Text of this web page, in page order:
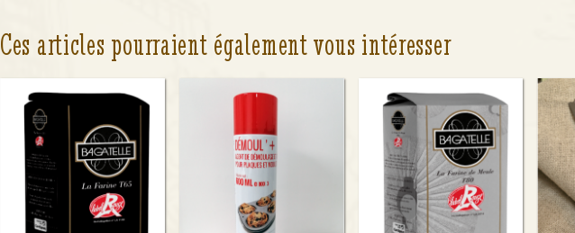
Ces articles pourraient également vous intéresser